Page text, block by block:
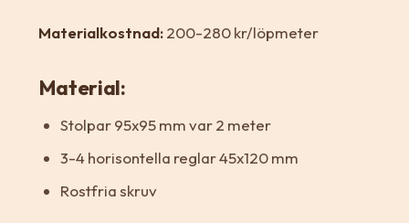
Materialkostnad:200-280 kr/löpmeter
Material:
Stolpar 95x95 mm var 2 meter
3-4 horisontella reglar 45x120 mm
Rostfria skruv